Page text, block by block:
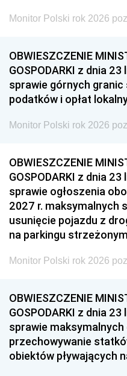
Monitor Polski rok 2026
OBWIESZCZENIE
GOSPODARKI z dnia
sprawie górnych
podatków i opłat
Monitor Polski rok 2026
OBWIESZCZENIE
GOSPODARKI z dnia
sprawie ogłoszenia
2027 r. maksymalnych
usunięcie pojazdu z
na parkingu strzeżonym
Monitor Polski rok 2026
OBWIESZCZENIE
GOSPODARKI z dnia
sprawie maksymalnych
przechowywanie
obiektów pływających